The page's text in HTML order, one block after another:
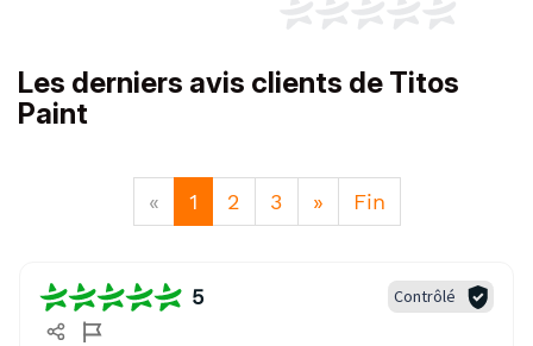
Les derniers avis clients de Titos
Paint
« 1 2 3 » Fin
5 Contrôlé